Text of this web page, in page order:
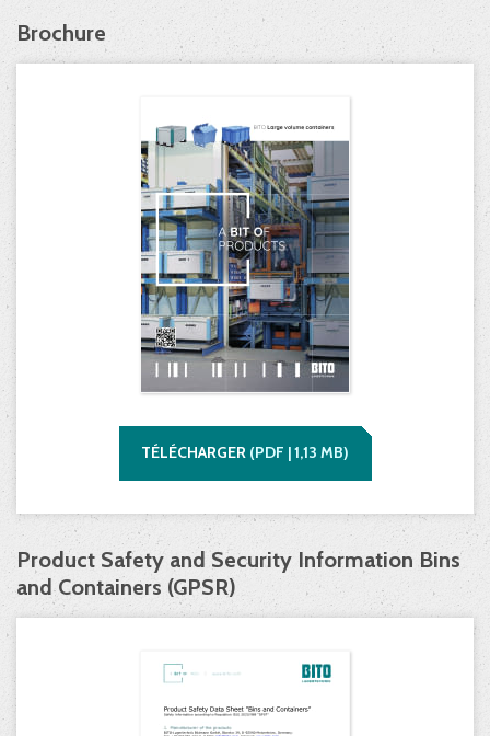
Brochure
TÉLÉCHARGER (PDF |1,13 MB)
Product Safety and Security Information Bins
and Containers (GPSR)